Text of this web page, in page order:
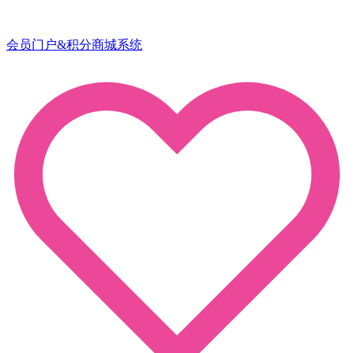
会员门户&积分商城系统